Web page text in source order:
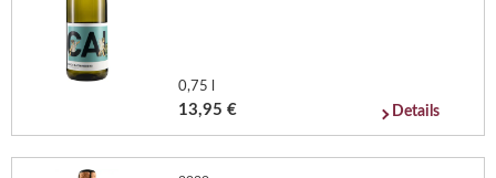
0,75 l
13,95 € Details